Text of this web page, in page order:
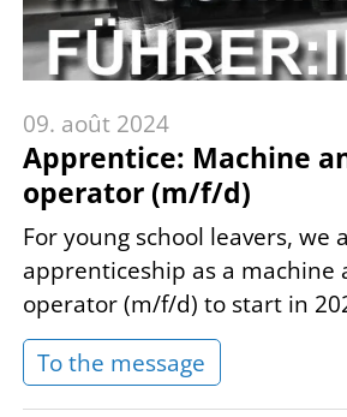
09. août 2024
Apprentice: Machine
operator (m/f/d)
For young school leavers, we
apprenticeship as a machine
operator (m/f/d) to start in
To the message